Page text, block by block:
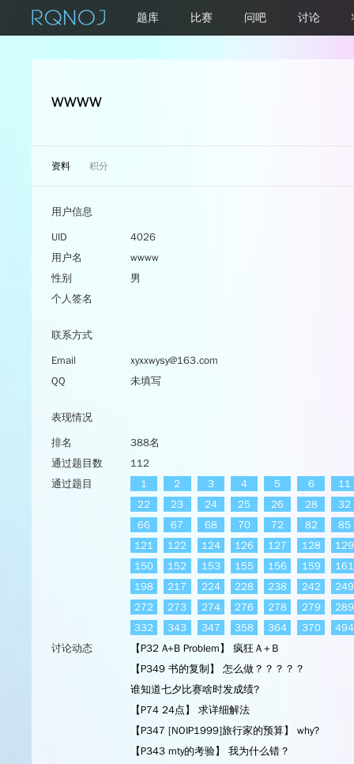
题库 比赛 问吧 讨论
wwww
资料 积分
用户信息
UID
4026
用户名
wwww
性别
男
个人签名
联系方式
Email
xyxxwysy@163.com
QQ
未填写
表现情况
排名
388名
通过题目数
112
通过题目
1 2 3 4 5 6
11
22
23 24 25 26 28
32
66
67 68 70 72 82
85
121
122 124 126 127 128
129
150
152 153 155 156 159
161
198
217 224 228 238 242
249
272
273 274 276 278 279
289
332
343 347 358 364 370
494
讨论动态
【P32 A+B Problem】 疯狂Ａ+Ｂ
【P349 书的复制】 怎么做？？？？？
谁知道七夕比赛啥时发成绩?
【P74 24点】 求详细解法
【P347 [NOIP1999]旅行家的预算】 why?
【P343 mty的考验】 我为什么错？